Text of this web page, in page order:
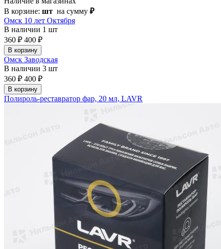
В корзине: шт на сумму ₽
Омск 10 лет Октября
В наличии 1 шт
360 ₽ 400 ₽
В корзину
Омск Заводская
В наличии 3 шт
360 ₽ 400 ₽
В корзину
Полироль-реставратор фар, 20 мл, LAVR